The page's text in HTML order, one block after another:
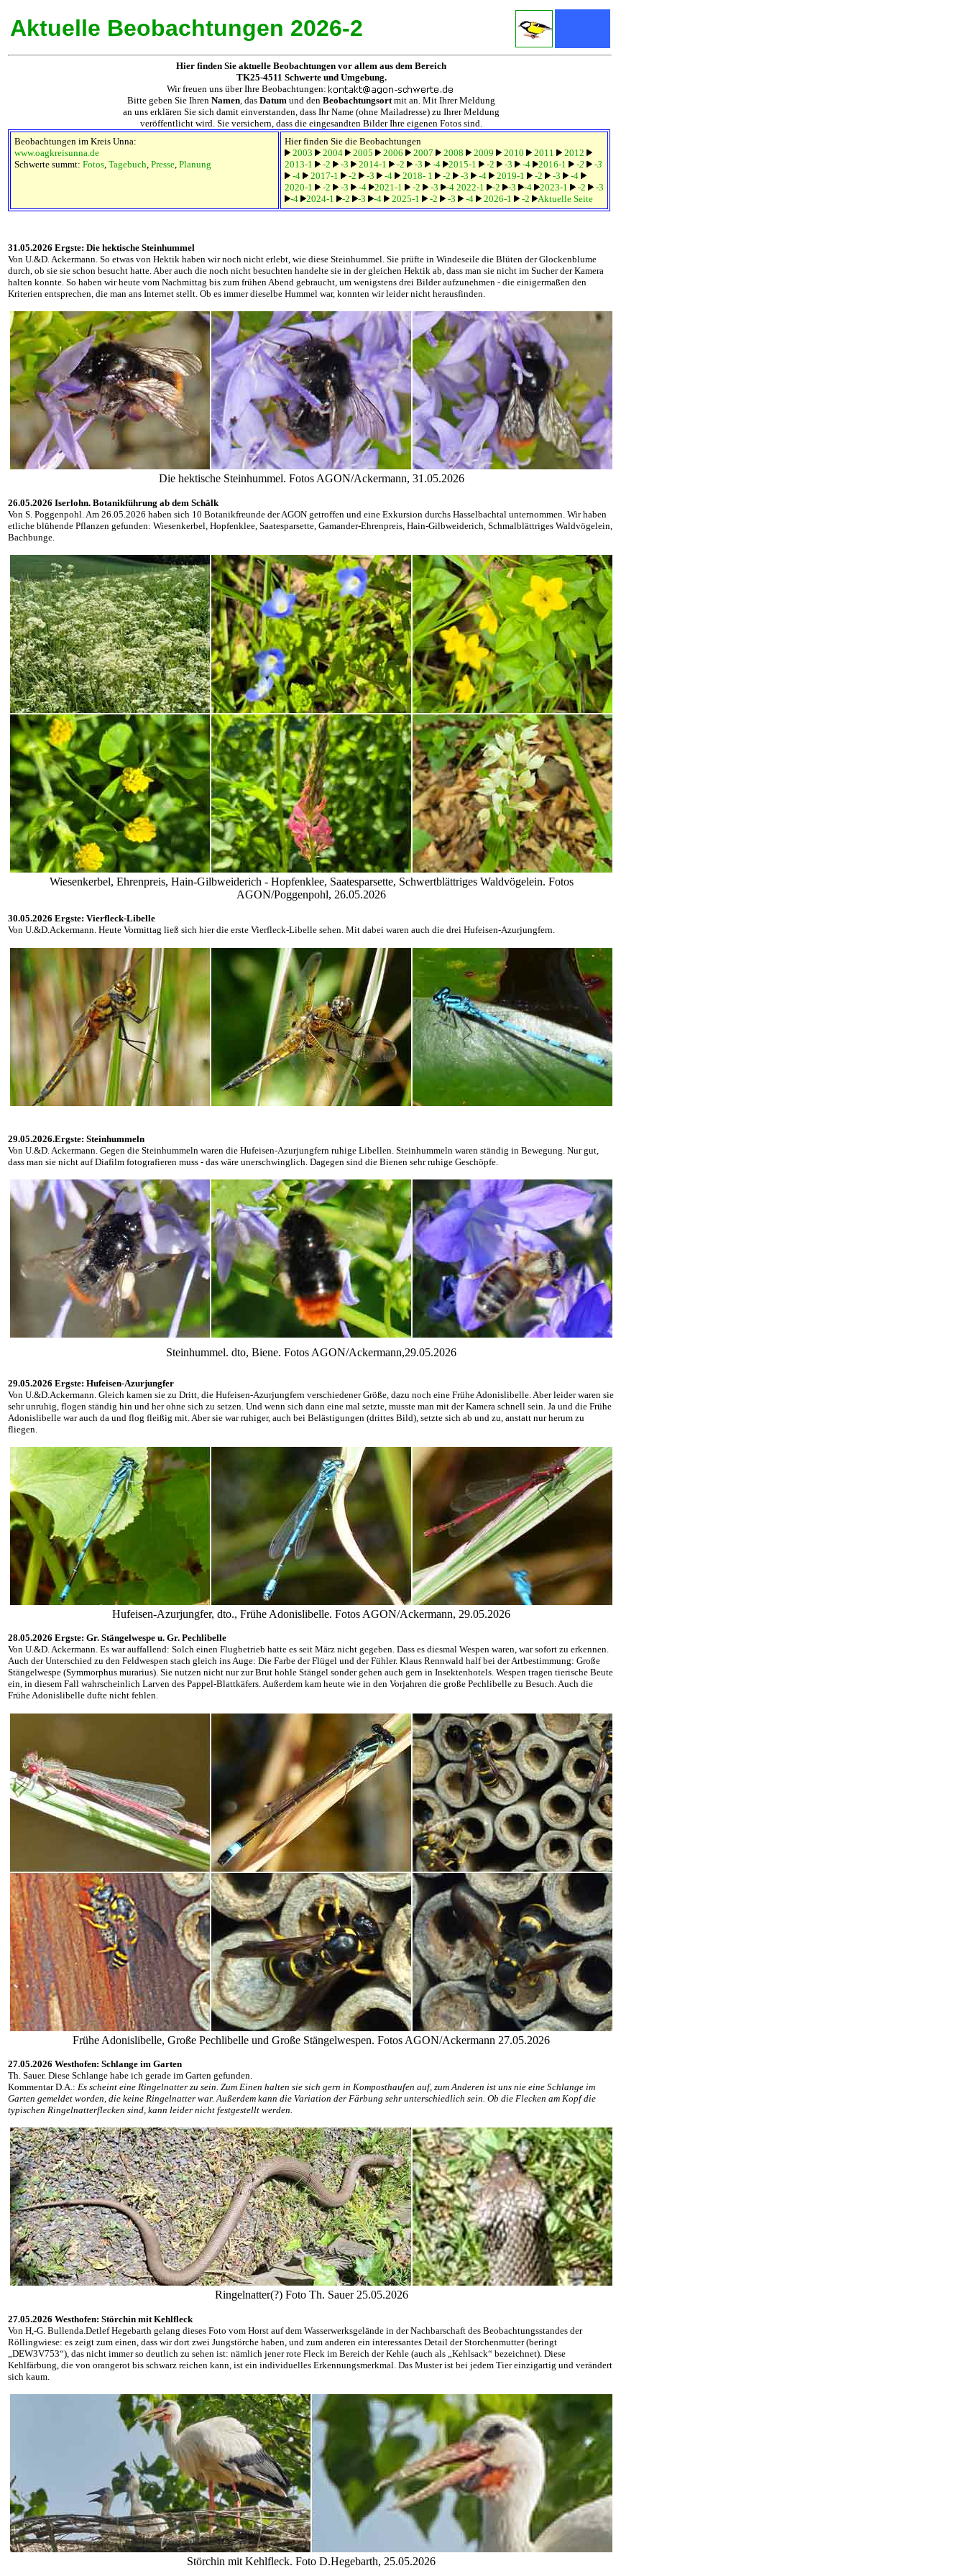
Aktuelle Beobachtungen 2026-2
Hier finden Sie aktuelle Beobachtungen vor allem aus dem Bereich
TK25-4511 Schwerte und Umgebung.
Wir freuen uns über Ihre Beobachtungen:
Bitte geben Sie Ihren Namen, das Datum und den Beobachtungsortmit an. Mit Ihrer Meldung
an uns erklären Sie sich damit einverstanden, dass Ihr Name (ohne Mailadresse) zu Ihrer Meldung
veröffentlicht wird. Sie versichern, dass die eingesandten Bilder Ihre eigenen Fotos sind.
Beobachtungen im Kreis Unna:
www.oagkreisunna.de
Schwerte summt: Fotos, Tagebuch, Presse, Planung
Hier finden Sie die Beobachtungen
2003
2004 2005 2006 2007 2008 2009 2010 2011
2012
2013-1
-2 -3 2014-1 -2 -3 -4 2015-1 -2 -3 -4 2016-1 -2
-3
-4
2017-1 -2 -3 -4 2018- 1 -2 -3 -4 2019-1 -2 -3
-4
2020-1
-2 -3 -4 2021-1 -2 -3 -4 2022-1 -2 -3 -4 2023-1 -2
-3
-4
2024-1 -2 -3 -4 2025-1 -2 -3 -4 2026-1 -2 Aktuelle Seite
31.05.2026 Ergste: Die hektische Steinhummel
Von U.&D. Ackermann. So etwas von Hektik haben wir noch nicht erlebt, wie diese Steinhummel. Sie prüfte in Windeseile die Blüten der Glockenblume
durch, ob sie sie schon besucht hatte. Aber auch die noch nicht besuchten handelte sie in der gleichen Hektik ab, dass man sie nicht im Sucher der Kamera
halten konnte. So haben wir heute vom Nachmittag bis zum frühen Abend gebraucht, um wenigstens drei Bilder aufzunehmen - die einigermaßen den
Kriterien entsprechen, die man ans Internet stellt. Ob es immer dieselbe Hummel war, konnten wir leider nicht herausfinden.
Die hektische Steinhummel. Fotos AGON/Ackermann, 31.05.2026
26.05.2026 Iserlohn. Botanikführung ab dem Schälk
Von S. Poggenpohl. Am 26.05.2026 haben sich 10 Botanikfreunde der AGON getroffen und eine Exkursion durchs Hasselbachtal unternommen. Wir haben
etliche blühende Pflanzen gefunden: Wiesenkerbel, Hopfenklee, Saatesparsette, Gamander-Ehrenpreis, Hain-Gilbweiderich, Schmalblättriges Waldvögelein,
Bachbunge.
Wiesenkerbel, Ehrenpreis, Hain-Gilbweiderich - Hopfenklee, Saatesparsette, Schwertblättriges Waldvögelein. Fotos
AGON/Poggenpohl, 26.05.2026
30.05.2026 Ergste: Vierfleck-Libelle
Von U.&D.Ackermann. Heute Vormittag ließ sich hier die erste Vierfleck-Libelle sehen. Mit dabei waren auch die drei Hufeisen-Azurjungfern.
29.05.2026.Ergste: Steinhummeln
Von U.&D. Ackermann. Gegen die Steinhummeln waren die Hufeisen-Azurjungfern ruhige Libellen. Steinhummeln waren ständig in Bewegung. Nur gut,
dass man sie nicht auf Diafilm fotografieren muss - das wäre unerschwinglich. Dagegen sind die Bienen sehr ruhige Geschöpfe.
Steinhummel. dto, Biene. Fotos AGON/Ackermann,29.05.2026
29.05.2026 Ergste: Hufeisen-Azurjungfer
Von U.&D.Ackermann. Gleich kamen sie zu Dritt, die Hufeisen-Azurjungfern verschiedener Größe, dazu noch eine Frühe Adonislibelle. Aber leider waren sie
sehr unruhig, flogen ständig hin und her ohne sich zu setzen. Und wenn sich dann eine mal setzte, musste man mit der Kamera schnell sein. Ja und die Frühe
Adonislibelle war auch da und flog fleißig mit. Aber sie war ruhiger, auch bei Belästigungen (drittes Bild), setzte sich ab und zu, anstatt nur herum zu
fliegen.
Hufeisen-Azurjungfer, dto., Frühe Adonislibelle. Fotos AGON/Ackermann, 29.05.2026
28.05.2026 Ergste: Gr. Stängelwespe u. Gr. Pechlibelle
Von U.&D. Ackermann. Es war auffallend: Solch einen Flugbetrieb hatte es seit März nicht gegeben. Dass es diesmal Wespen waren, war sofort zu erkennen.
Auch der Unterschied zu den Feldwespen stach gleich ins Auge: Die Farbe der Flügel und der Fühler. Klaus Rennwald half bei der Artbestimmung: Große
Stängelwespe (Symmorphus murarius). Sie nutzen nicht nur zur Brut hohle Stängel sonder gehen auch gern in Insektenhotels. Wespen tragen tierische Beute
ein, in diesem Fall wahrscheinlich Larven des Pappel-Blattkäfers. Außerdem kam heute wie in den Vorjahren die große Pechlibelle zu Besuch. Auch die
Frühe Adonislibelle dufte nicht fehlen.
Frühe Adonislibelle, Große Pechlibelle und Große Stängelwespen. Fotos AGON/Ackermann 27.05.2026
27.05.2026 Westhofen: Schlange im Garten
Th. Sauer. Diese Schlange habe ich gerade im Garten gefunden.
Kommentar D.A.: Es scheint eine Ringelnatter zu sein. Zum Einen halten sie sich gern in Komposthaufen auf, zum Anderen ist uns nie eine Schlange im
Garten gemeldet worden, die keine Ringelnatter war. Außerdem kann die Variation der Färbung sehr unterschiedlich sein. Ob die Flecken am Kopf die
typischen Ringelnatterflecken sind, kann leider nicht festgestellt werden.
Ringelnatter(?) Foto Th. Sauer 25.05.2026
27.05.2026 Westhofen: Störchin mit Kehlfleck
Von H,-G. Bullenda.Detlef Hegebarth gelang dieses Foto vom Horst auf dem Wasserwerksgelände in der Nachbarschaft des Beobachtungsstandes der
Röllingwiese: es zeigt zum einen, dass wir dort zwei Jungstörche haben, und zum anderen ein interessantes Detail der Storchenmutter (beringt
„DEW3V753“), das nicht immer so deutlich zu sehen ist: nämlich jener rote Fleck im Bereich der Kehle (auch als „Kehlsack“ bezeichnet). Diese
Kehlfärbung, die von orangerot bis schwarz reichen kann, ist ein individuelles Erkennungsmerkmal. Das Muster ist bei jedem Tier einzigartig und verändert
sich kaum.
Störchin mit Kehlfleck. Foto D.Hegebarth, 25.05.2026